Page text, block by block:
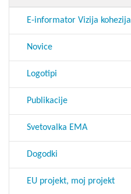
E-informator Vizija kohezija
Novice
Logotipi
Publikacije
Svetovalka EMA
Dogodki
EU projekt, moj projekt